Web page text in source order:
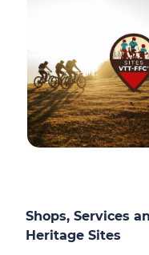
Shops, Services
Heritage Sites